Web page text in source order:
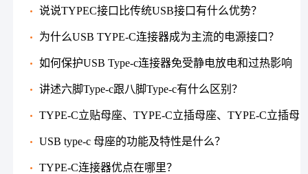
说说TYPEC接口比传统USB接口有什么优势？
为什么USB TYPE-C连接器成为主流的电源接口？
如何保护USB Type-c连接器免受静电放电和过热影响
讲述六脚Type-c跟八脚Type-c有什么区别？
TYPE-C立贴母座、TYPE-C立插母座、TYPE-C立插母
座的使用特点
USB type-c 母座的功能及特性是什么？
TYPE-C连接器优点在哪里？